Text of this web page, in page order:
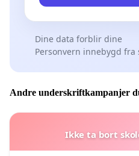
Dine data forblir dine
Personvern innebygd fra
Andre underskriftkampanjer
Ikke ta bort